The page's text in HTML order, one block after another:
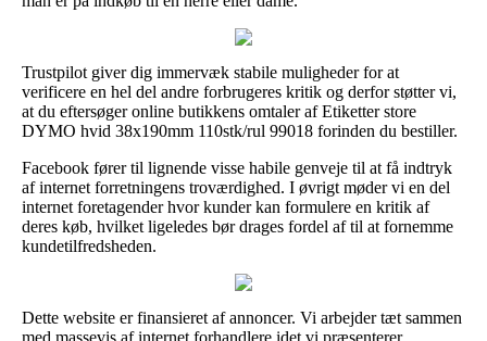
Trustpilot giver dig immervæk stabile muligheder for at
verificere en hel del andre forbrugeres kritik og derfor støtter vi,
at du eftersøger online butikkens omtaler af Etiketter store
DYMO hvid 38x190mm 110stk/rul 99018 forinden du bestiller.
Facebook fører til lignende visse habile genveje til at få indtryk
af internet forretningens troværdighed. I øvrigt møder vi en del
internet foretagender hvor kunder kan formulere en kritik af
deres køb, hvilket ligeledes bør drages fordel af til at fornemme
kundetilfredsheden.
Dette website er finansieret af annoncer. Vi arbejder tæt sammen
med massevis af internet forhandlere idet vi præsenterer